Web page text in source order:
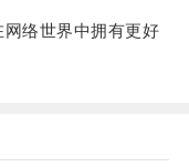
络世界中拥有更好